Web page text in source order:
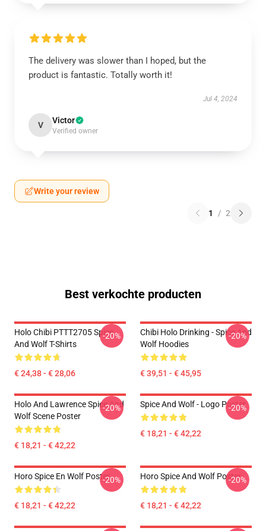
The delivery was slower than I hoped, but the
product is fantastic. Totally worth it!
Jul 4, 2024
V Victor
Verified owner
Write your review
1 / 2
Best verkochte producten
Holo Chibi PTTT2705 Spice
And Wolf T-Shirts
€ 24,38 - € 28,06
-20%
Chibi Holo Drinking - Spice And
Wolf Hoodies
€ 39,51 - € 45,95
-20%
Holo And Lawrence Spice And
Wolf Scene Poster
€ 18,21 - € 42,22
-20% Spice And Wolf - Logo Poster
€ 18,21 - € 42,22
-20%
Horo Spice En Wolf Poster
€ 18,21 - € 42,22
-20% Horo Spice And Wolf Poster
€ 18,21 - € 42,22
-20%